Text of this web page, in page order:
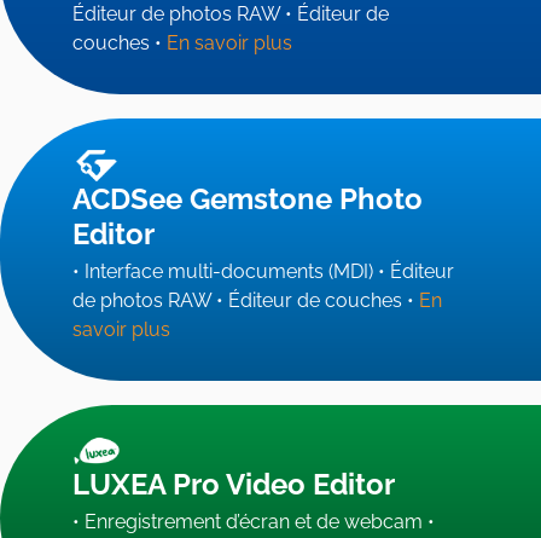
Éditeur de photos RAW • Éditeur de
couches • En savoir plus
ACDSee Gemstone Photo
Editor
• Interface multi-documents (MDI) • Éditeur
de photos RAW • Éditeur de couches • En
savoir plus
LUXEA Pro Video Editor
• Enregistrement d’écran et de webcam •